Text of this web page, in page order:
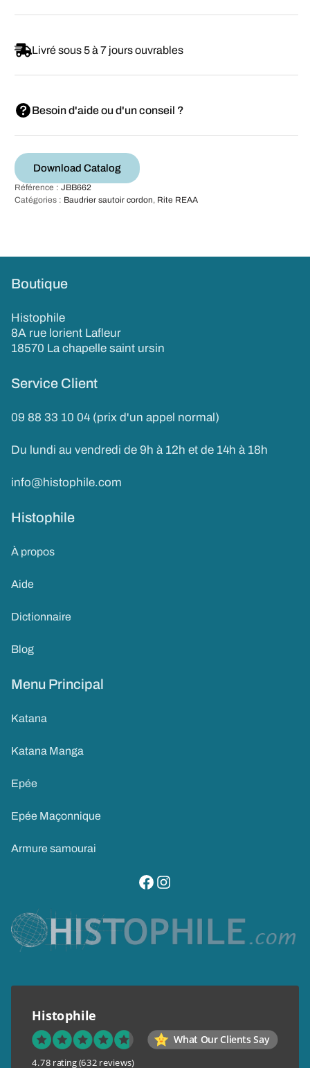
Livré sous 5 à 7 jours ouvrables
Besoin d'aide ou d'un conseil ?
Download Catalog
Référence : JBB662
Catégories : Baudrier sautoir cordon, Rite REAA
Boutique
Histophile
8A rue lorient Lafleur
18570 La chapelle saint ursin
Service Client
09 88 33 10 04 (prix d'un appel normal)
Du lundi au vendredi de 9h à 12h et de 14h à 18h
info@histophile.com
Histophile
À propos
Aide
Dictionnaire
Blog
Menu Principal
Katana
Katana Manga
Epée
Epée Maçonnique
Armure samourai
visitez notre page facebook
suivez notre compte instagram
Histophile
What Our Clients Say
4.78 rating (632 reviews)